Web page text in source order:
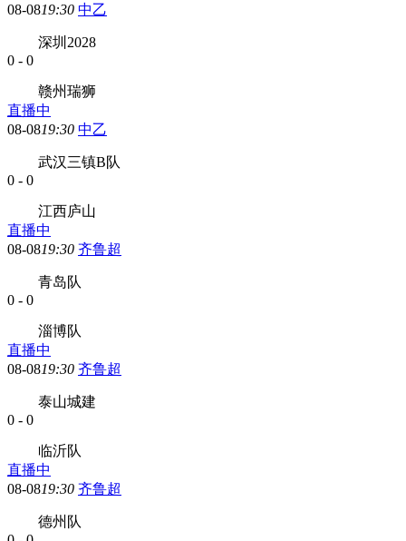
08-0819:30 中乙
深圳2028
0 - 0
赣州瑞狮
直播中
08-0819:30 中乙
武汉三镇B队
0 - 0
江西庐山
直播中
08-0819:30 齐鲁超
青岛队
0 - 0
淄博队
直播中
08-0819:30 齐鲁超
泰山城建
0 - 0
临沂队
直播中
08-0819:30 齐鲁超
德州队